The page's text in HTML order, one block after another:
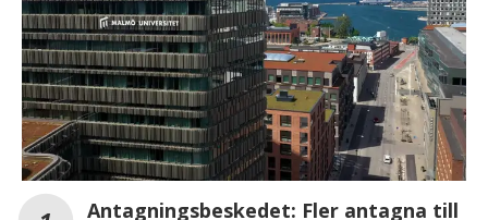
Antagningsbeskedet: Fler antagna till